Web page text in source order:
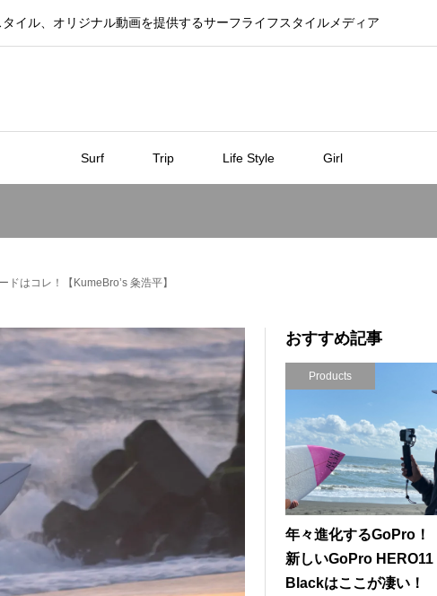
イル、オリジナル動画を提供するサーフライフスタイルメディア
Surf Trip Life Style Girl
ドはコレ！【KumeBro’s 粂浩平】
おすすめ記事
Products
年々進化するGoPro！
新しいGoPro HERO11
Blackはここが凄い！